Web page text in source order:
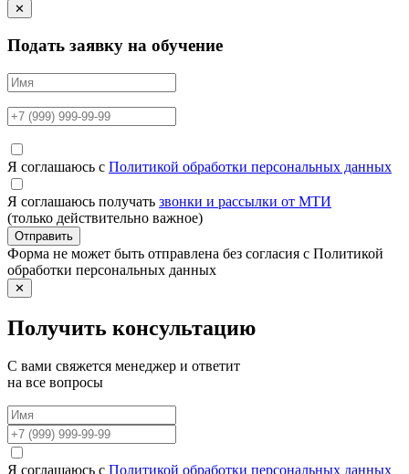
✕
Подать заявку на обучение
Я соглашаюсь с Политикой обработки персональных данных
Я соглашаюсь получать звонки и рассылки от МТИ
(только действительно важное)
Отправить
Форма не может быть отправлена без согласия с Политикой
обработки персональных данных
✕
Получить консультацию
С вами свяжется менеджер и ответит
на все вопросы
Я соглашаюсь с Политикой обработки персональных данных